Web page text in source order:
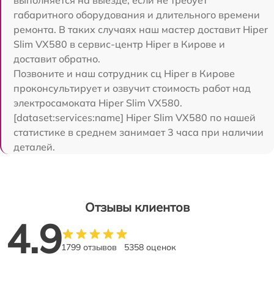
габаритного оборудования и длительного времени
ремонта. В таких случаях наш мастер доставит Hiper
Slim VX580 в сервис-центр Hiper в Кирове и
доставит обратно.
Позвоните и наш сотрудник сц Hiper в Кирове
проконсультирует и озвучит стоимость работ над
электросамоката Hiper Slim VX580.
[dataset:services:name] Hiper Slim VX580 по нашей
статистике в среднем занимает 3 часа при наличии
деталей.
Отзывы клиентов
4.91799 отзывов 5358 оценок